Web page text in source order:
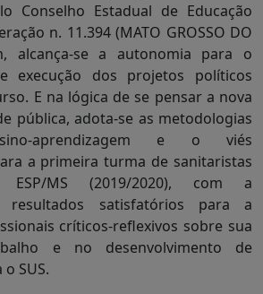
Conselho Estadual de Educação
n. 11.394 (MATO GROSSO DO
alcança-se a autonomia para o
execução dos projetos políticos
E na lógica de se pensar a nova
pública, adota-se as metodologias
aprendizagem e o viés
a primeira turma de sanitaristas
ESP/MS (2019/2020), com a
resultados satisfatórios para a
críticos-reflexivos sobre sua
e no desenvolvimento de
SUS.